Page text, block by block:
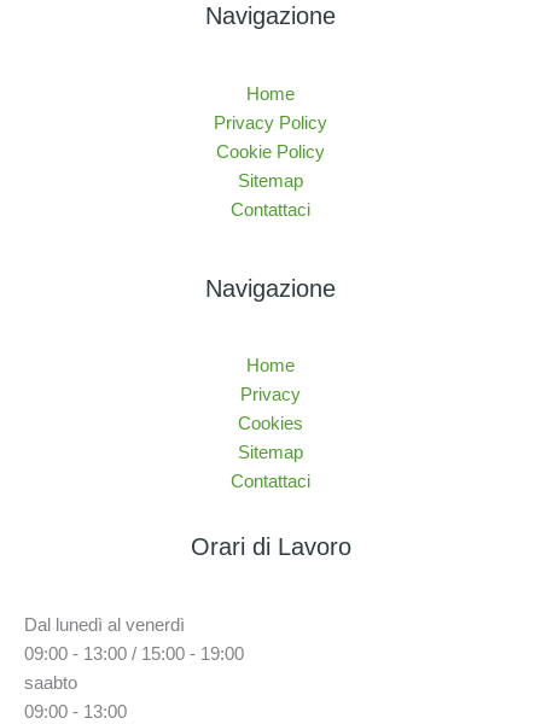
Navigazione
Home
Privacy Policy
Cookie Policy
Sitemap
Contattaci
Navigazione
Home
Privacy
Cookies
Sitemap
Contattaci
Orari di Lavoro
Dal lunedì al venerdì
09:00 - 13:00 / 15:00 - 19:00
saabto
09:00 - 13:00